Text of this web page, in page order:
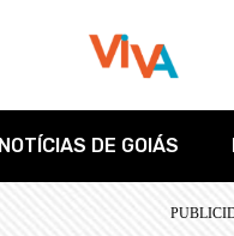
NOTÍCIAS DE GOIÁS